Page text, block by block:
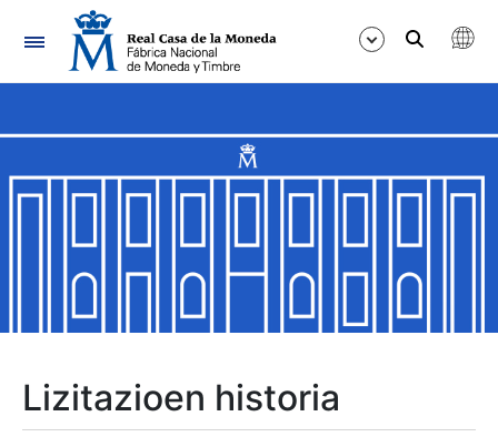
Nabigazioa
Erakutsi/Ezkutatu
Erakutsi/Ezkutatu
Erakutsi/Ezkutatu
Lizitazioen historia